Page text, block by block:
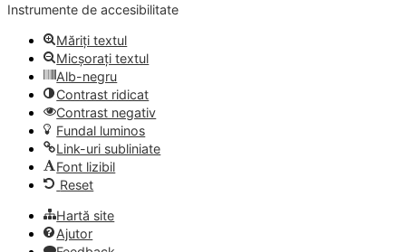
Instrumente de accesibilitate
Măriți textul
Micșorați textul
Alb-negru
Contrast ridicat
Contrast negativ
Fundal luminos
Link-uri subliniate
Font lizibil
Reset
Hartă site
Ajutor